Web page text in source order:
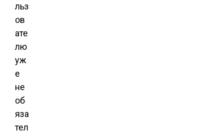
льз
ов
ате
лю
уж
е
не
об
яза
тел